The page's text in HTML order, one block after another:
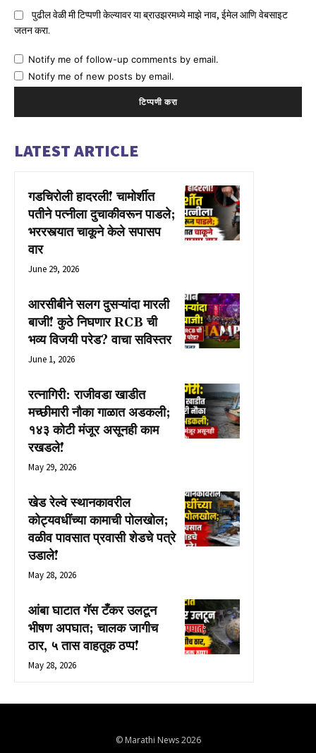
पुढील वेळी मी टिप्पणी केल्यावर या ब्राउझरमध्ये माझे नाव, ईमेल आणि वेबसाइट
जतन करा.
Notify me of follow-up comments by email.
Notify me of new posts by email.
LATEST ARTICLE
गडचिरोली हादरली! चामोर्शीत
पतीने पत्नीला दुचाकीवरून पाडले;
भररस्त्यात चाकूने केले सपासप
वार
June 29, 2026
आरसीबीने सलग दुसऱ्यांदा मारली
बाजी! कुठे निघणार RCB ची
भव्य विजयी परेड? वाचा सविस्तर
June 1, 2026
रत्नागिरी: राजीवडा खाडीत
मच्छीमारी नौका गाळात अडकली;
१४३ कोटी मंजूर असूनही काम
रखडले!
May 29, 2026
खेड रेल्वे स्थानकावरील
कोट्यवधींच्या कामाची पोलखोल;
वळीव पावसात प्रवासी शेडचे पत्रे
उडाले!
May 28, 2026
आंबा घाटात गॅस टँकर उलटून
भीषण अपघात; चालक जागीच
ठार, ५ तास वाहतूक ठप्प!
May 28, 2026
© Marathi News 2026